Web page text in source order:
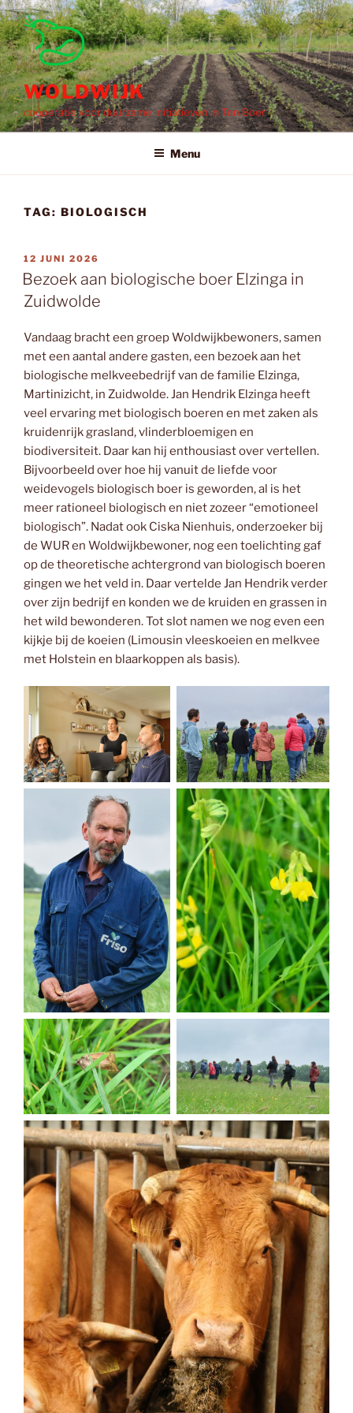
Ga
naar
de
inhoud
WOLDWIJK
coöperatie voor duurzame initiatieven in Ten Boer
Menu
TAG: BIOLOGISCH
GEPLAATST
OP
12 JUNI 2026
Bezoek aan biologische boer Elzinga in
Zuidwolde
Vandaag bracht een groep Woldwijkbewoners, samen
met een aantal andere gasten, een bezoek aan het
biologische melkveebedrijf van de familie Elzinga,
Martinizicht, in Zuidwolde. Jan Hendrik Elzinga heeft
veel ervaring met biologisch boeren en met zaken als
kruidenrijk grasland, vlinderbloemigen en
biodiversiteit. Daar kan hij enthousiast over vertellen.
Bijvoorbeeld over hoe hij vanuit de liefde voor
weidevogels biologisch boer is geworden, al is het
meer rationeel biologisch en niet zozeer “emotioneel
biologisch”. Nadat ook Ciska Nienhuis, onderzoeker bij
de WUR en Woldwijkbewoner, nog een toelichting gaf
op de theoretische achtergrond van biologisch boeren
gingen we het veld in. Daar vertelde Jan Hendrik verder
over zijn bedrijf en konden we de kruiden en grassen in
het wild bewonderen. Tot slot namen we nog even een
kijkje bij de koeien (Limousin vleeskoeien en melkvee
met Holstein en blaarkoppen als basis).